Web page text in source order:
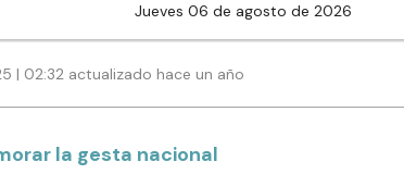
jueves 06 de agosto de 2026
| 02:32 actualizado hace un año
la gesta nacional